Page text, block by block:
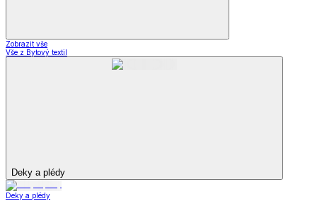
Zobrazit vše
Vše z Bytový textil
Deky a plédy
Deky a plédy